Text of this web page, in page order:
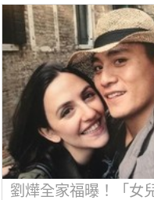
劉燁全家福曝！「女